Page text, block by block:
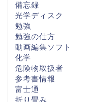
備忘録
光学ディスク
勉強
勉強の仕方
動画編集ソフト
化学
危険物取扱者
参考書情報
富士通
折り畳み